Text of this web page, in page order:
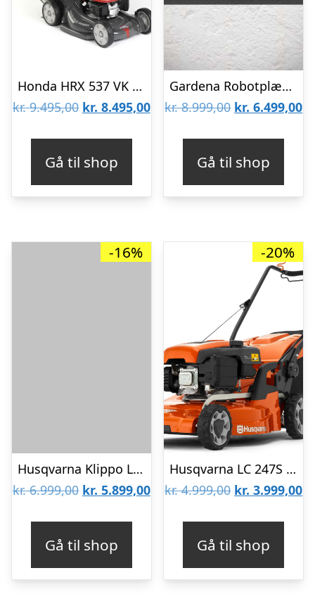
Honda HRX 537 VK Plæneklipper
kr.9.495,00 Den
kr. 9.495,00.
kr. 8.495,00Den
kr. 8.495,00.
Gå til shop
Gardena Robotplæneklipper smart SILENO max 1500 mÂ² – 19903-24
kr.8.999,00 Den
kr. 8.999,00.
kr. 6.499,00
Gå til shop
-16%
Husqvarna Klippo LB 448SQ Plæneklipper
kr.6.999,00 Den
kr. 6.999,00.
kr. 5.899,00Den
kr. 5.899,00.
Gå til shop
-20%
Husqvarna LC 247S Plæneklipper
kr.4.999,00 Den
kr. 4.999,00.
kr. 3.999,00
Gå til shop